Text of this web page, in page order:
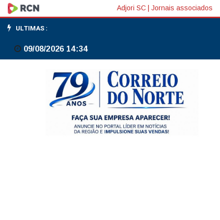
Cacique
Raoni
volta
unidade
Adjori SC Jornais associados
ULTIMAS :
09/08/2026 14:34